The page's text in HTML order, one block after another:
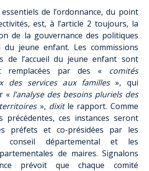
de l’ordonnance, du point
est, à l’article 2 toujours, la
de la gouvernance des politiques
du jeune enfant. Les commissions
de l’accueil du jeune enfant sont
remplacées par des «comités
des services aux familles», qui
« l’analyse des besoins pluriels des
», dixit le rapport. Comme
précédentes, ces instances seront
préfets et co-présidées par les
conseil départemental et les
de maires. Signalons
prévoit que chaque comité